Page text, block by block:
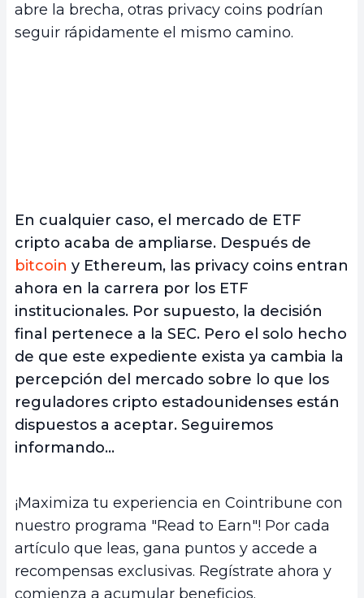
abre la brecha, otras privacy coins podrían
seguir rápidamente el mismo camino.
En cualquier caso, el mercado de ETF
cripto acaba de ampliarse. Después de
bitcoin y Ethereum, las privacy coins entran
ahora en la carrera por los ETF
institucionales. Por supuesto, la decisión
final pertenece a la SEC. Pero el solo hecho
de que este expediente exista ya cambia la
percepción del mercado sobre lo que los
reguladores cripto estadounidenses están
dispuestos a aceptar. Seguiremos
informando…
¡Maximiza tu experiencia en Cointribune con
nuestro programa "Read to Earn"! Por cada
artículo que leas, gana puntos y accede a
recompensas exclusivas. Regístrate ahora y
comienza a acumular beneficios.